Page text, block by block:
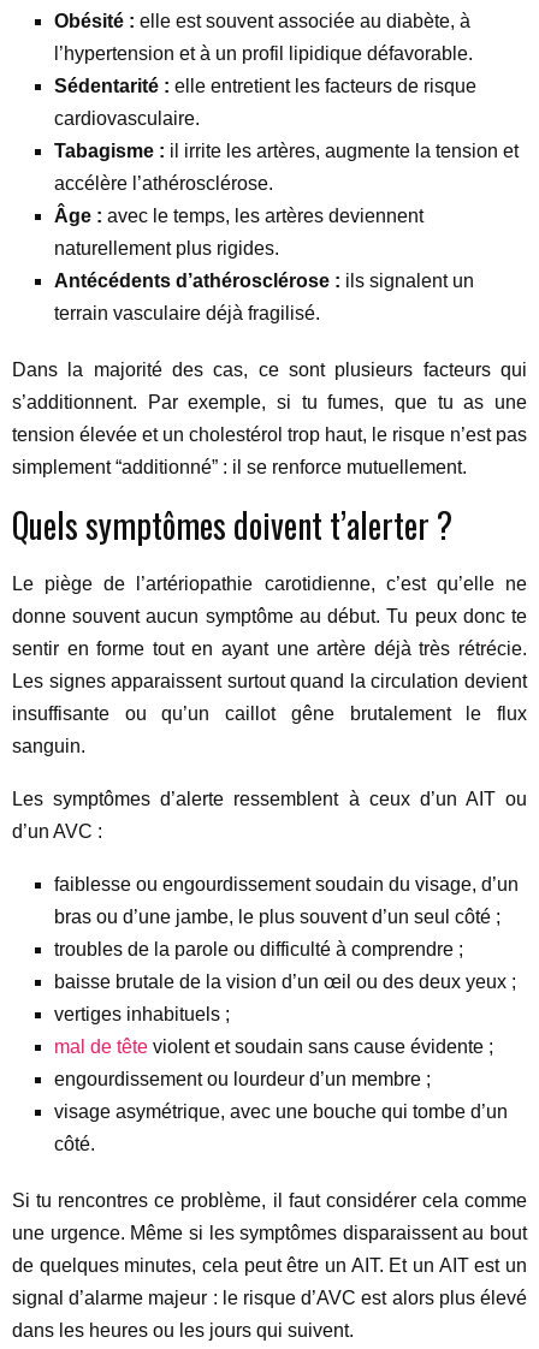
Obésité : elle est souvent associée au diabète, à
l’hypertension et à un profil lipidique défavorable.
Sédentarité : elle entretient les facteurs de risque
cardiovasculaire.
Tabagisme : il irrite les artères, augmente la tension et
accélère l’athérosclérose.
Âge : avec le temps, les artères deviennent
naturellement plus rigides.
Antécédents d’athérosclérose : ils signalent un
terrain vasculaire déjà fragilisé.
Dans la majorité des cas, ce sont plusieurs facteurs qui
s’additionnent. Par exemple, si tu fumes, que tu as une
tension élevée et un cholestérol trop haut, le risque n’est pas
simplement “additionné” : il se renforce mutuellement.
Quels symptômes doivent t’alerter ?
Le piège de l’artériopathie carotidienne, c’est qu’elle ne
donne souvent aucun symptôme au début. Tu peux donc te
sentir en forme tout en ayant une artère déjà très rétrécie.
Les signes apparaissent surtout quand la circulation devient
insuffisante ou qu’un caillot gêne brutalement le flux
sanguin.
Les symptômes d’alerte ressemblent à ceux d’un AIT ou
d’un AVC :
faiblesse ou engourdissement soudain du visage, d’un
bras ou d’une jambe, le plus souvent d’un seul côté ;
troubles de la parole ou difficulté à comprendre ;
baisse brutale de la vision d’un œil ou des deux yeux ;
vertiges inhabituels ;
mal de tête violent et soudain sans cause évidente ;
engourdissement ou lourdeur d’un membre ;
visage asymétrique, avec une bouche qui tombe d’un
côté.
Si tu rencontres ce problème, il faut considérer cela comme
une urgence. Même si les symptômes disparaissent au bout
de quelques minutes, cela peut être un AIT. Et un AIT est un
signal d’alarme majeur : le risque d’AVC est alors plus élevé
dans les heures ou les jours qui suivent.